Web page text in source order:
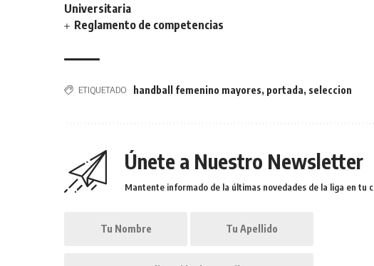
Universitaria
Reglamento de competencias
ETIQUETADO handball femenino mayores, portada, seleccion
Únete a Nuestro Newsletter
Mantente informado de la últimas novedades de la liga en tu